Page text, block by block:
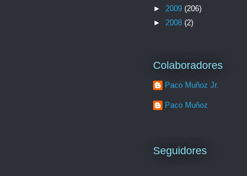
► 2009 (206)
► 2008 (2)
Colaboradores
Paco Muñoz Jr.
Paco Muñoz
Seguidores